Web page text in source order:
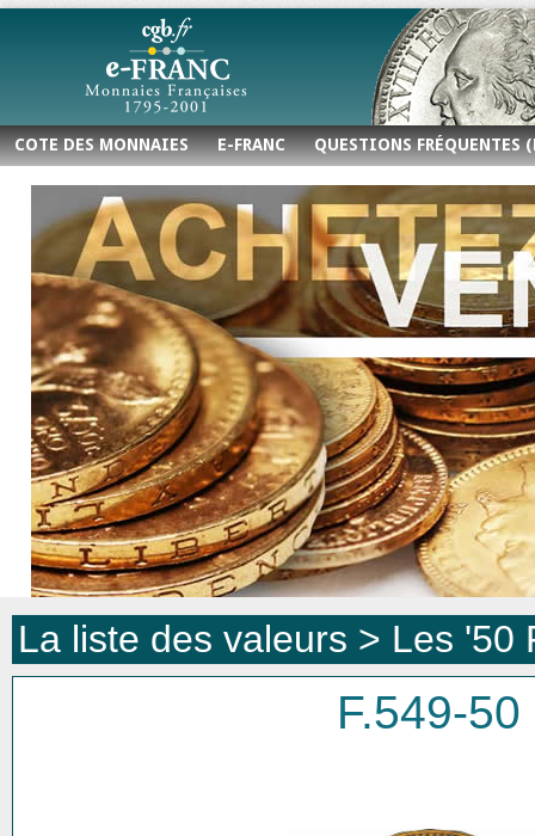
COTE DES MONNAIES E-FRANC QUESTIONS FRÉQUENTES
La liste des valeurs > Les '50
F.549-